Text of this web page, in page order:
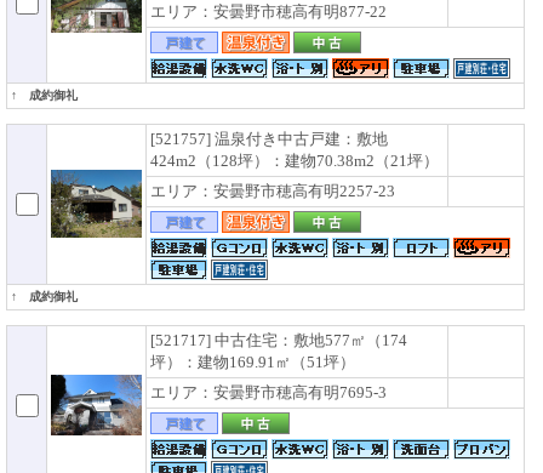
エリア：安曇野市穂高有明877-22
↑ 成約御礼
[521757] 温泉付き中古戸建：敷地
424m2（128坪）：建物70.38m2（21坪）
エリア：安曇野市穂高有明2257-23
↑ 成約御礼
[521717] 中古住宅：敷地577㎡（174
坪）：建物169.91㎡（51坪）
エリア：安曇野市穂高有明7695-3